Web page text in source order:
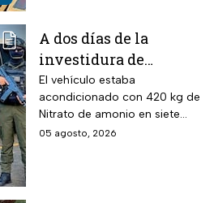
A dos días de la
investidura de
Abelardo de la
Espriella, desactivan
autobús bomba cerca
de Cali
El vehículo estaba
acondicionado con 420 kg de
Nitrato de amonio en siete
cilindros y presuntamente lo
05 agosto, 2026